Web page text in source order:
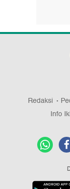
Redaksi
Info